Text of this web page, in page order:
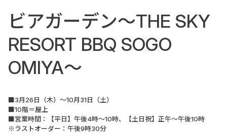
ビアガーデン～THE SKY
RESORT BBQ SOGO
OMIYA～
■3月26日（木）～10月31日（土）
■10階＝屋上
■営業時間：【平日】午後4時～10時、【土日祝】正午～午後10時
※ラストオーダー：午後9時30分